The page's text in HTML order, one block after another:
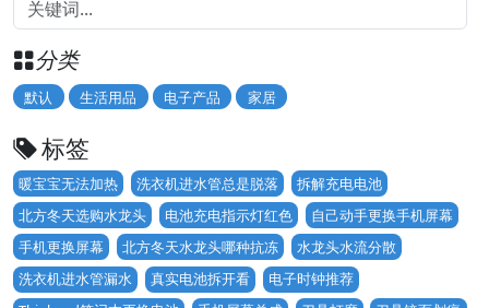
分类
默认 生活用品 电子产品 家居
标签
暖宝宝无法加热 洗衣机进水管总是脱落
拆解充电电池
北方冬天选购水龙头
电池充电指示灯红色
自己动手更换手机屏幕
手机更换屏幕
北方冬天水龙头哪种抗冻
水龙头水流分散
洗衣机进水管漏水
真实电池拆开看
电子时钟推荐